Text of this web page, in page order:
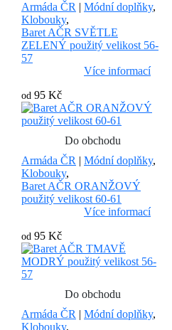
Armáda ČR | Módní doplňky,
Klobouky,
Baret AČR SVĚTLE
ZELENÝ použitý velikost 56-
57
Více informací
od 95 Kč
Do obchodu
Armáda ČR | Módní doplňky,
Klobouky,
Baret AČR ORANŽOVÝ
použitý velikost 60-61
Více informací
od 95 Kč
Do obchodu
Armáda ČR | Módní doplňky,
Klobouky,